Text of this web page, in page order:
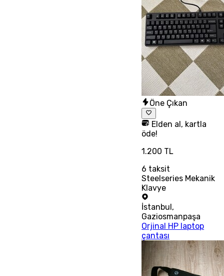
Öne Çıkan
Elden al, kartla
öde!
1.200 TL
6 taksit
Steelseries Mekanik
Klavye
İstanbul ,
Gaziosmanpaşa
Orjinal HP laptop
çantası